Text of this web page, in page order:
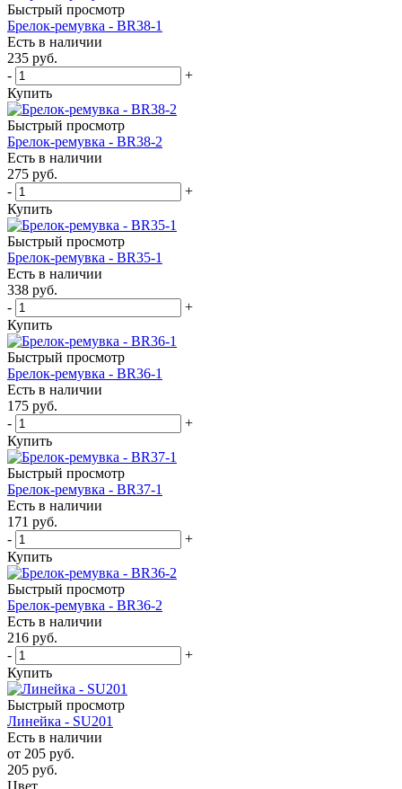
Быстрый просмотр
Брелок-ремувка - BR38-1
Есть в наличии
235 руб.
-
+
Купить
Быстрый просмотр
Брелок-ремувка - BR38-2
Есть в наличии
275 руб.
-
+
Купить
Быстрый просмотр
Брелок-ремувка - BR35-1
Есть в наличии
338 руб.
-
+
Купить
Быстрый просмотр
Брелок-ремувка - BR36-1
Есть в наличии
175 руб.
-
+
Купить
Быстрый просмотр
Брелок-ремувка - BR37-1
Есть в наличии
171 руб.
-
+
Купить
Быстрый просмотр
Брелок-ремувка - BR36-2
Есть в наличии
216 руб.
-
+
Купить
Быстрый просмотр
Линейка - SU201
Есть в наличии
от 205 руб.
205 руб.
Цвет